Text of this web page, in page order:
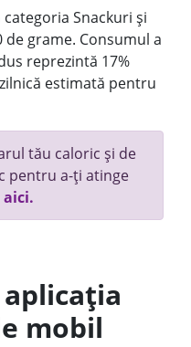
Snackuri și
grame. Consumul a
reprezintă 17%
estimată pentru
tău caloric și de
pentru a-ți atinge
mobil